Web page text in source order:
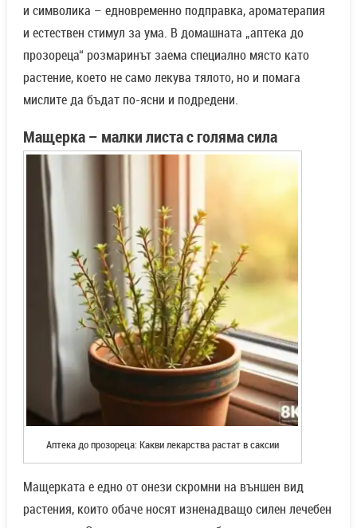
и символика – едновременно подправка, ароматерапия
и естествен стимул за ума. В домашната „аптека до
прозореца“ розмаринът заема специално място като
растение, което не само лекува тялото, но и помага
мислите да бъдат по-ясни и подредени.
Мащерка– малки листа с голяма сила
Аптека до прозореца: Какви лекарства растат в саксии
Мащерката е едно от онези скромни на външен вид
растения, които обаче носят изненадващо силен лечебен